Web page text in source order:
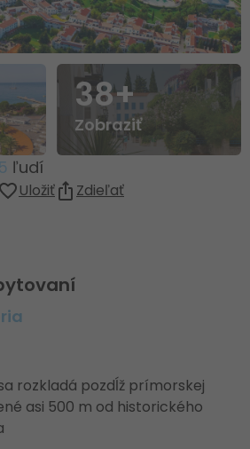
38+
Zobraziť
ľudí
Uložiť Zdieľať
rozkladá pozdĺž prímorskej
asi 500 m od historického